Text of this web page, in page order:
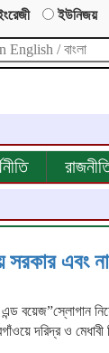
ইউনিজয়
সরকার এবং
বয়েজ”স্লোগান
দরিদ্র ও মেধাবী